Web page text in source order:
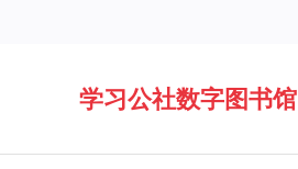
学习公社数字图书馆